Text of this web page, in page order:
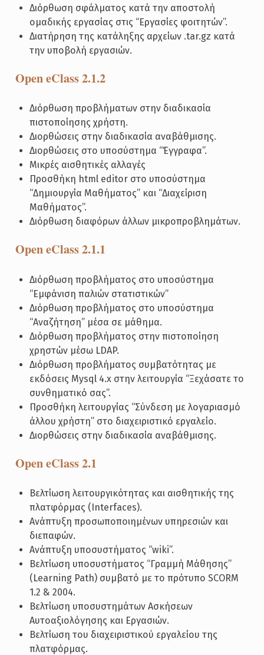
Διόρθωση σφάλματος κατά την αποστολή
ομαδικής εργασίας στις “Εργασίες φοιτητών”.
Διατήρηση της κατάληξης αρχείων .tar.gz κατά
την υποβολή εργασιών.
Open eClass 2.1.2
Διόρθωση προβλήματων στην διαδικασία
πιστοποίησης χρήστη.
Διορθώσεις στην διαδικασία αναβάθμισης.
Διορθώσεις στο υποσύστημα “Έγγραφα”.
Μικρές αισθητικές αλλαγές
Προσθήκη html editor στο υποσύστημα
“Δημιουργία Μαθήματος” και “Διαχείριση
Μαθήματος”.
Διόρθωση διαφόρων άλλων μικροπροβλημάτων.
Open eClass 2.1.1
Διόρθωση προβλήματος στο υποσύστημα
“Εμφάνιση παλιών στατιστικών”
Διόρθωση προβλήματος στο υποσύστημα
“Αναζήτηση” μέσα σε μάθημα.
Διόρθωση προβλήματος στην πιστοποίηση
χρηστών μέσω LDAP.
Διόρθωση προβλήματος συμβατότητας με
εκδόσεις Mysql 4.x στην λειτουργία “Ξεχάσατε το
συνθηματικό σας”.
Προσθήκη λειτουργίας “Σύνδεση με λογαριασμό
άλλου χρήστη” στο διαχειριστικό εργαλείο.
Διορθώσεις στην διαδικασία αναβάθμισης.
Open eClass 2.1
Βελτίωση λειτουργικότητας και αισθητικής της
πλατφόρμας (Interfaces).
Ανάπτυξη προσωποποιημένων υπηρεσιών και
διεπαφών.
Ανάπτυξη υποσυστήματος “wiki”.
Βελτίωση υποσυστήματος “Γραμμή Μάθησης”
(Learning Path) συμβατό με τo πρότυπo SCORM
1.2 & 2004.
Βελτίωση υποσυστημάτων Ασκήσεων
Αυτοαξιολόγησης και Εργασιών.
Βελτίωση του διαχειριστικού εργαλείου της
πλατφόρμας.